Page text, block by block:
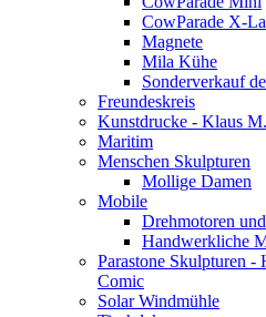
CowParade X-
Magnete
Mila Kühe
Sonderverkauf
Freundeskreis
Kunstdrucke - Klaus
Maritim
Menschen Skulpturen
Mollige Damen
Mobile
Drehmotoren
Handwerkliche
Parastone Skulpturen
Comic
Solar Windmühle